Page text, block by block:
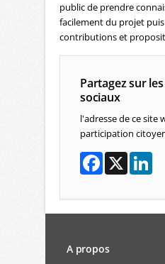
public de prendre
facilement du projet
contributions et
Partagez sur
sociaux
l'adresse de ce site
participation
A propos